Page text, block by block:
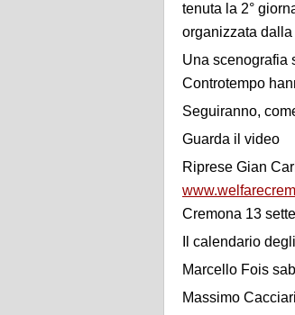
tenuta la 2°
organizzata
Una scenografia
Controtempo
Seguiranno,
Guarda il video
Riprese Gian
Cremona 13
Il calendario
Marcello Fois
Massimo